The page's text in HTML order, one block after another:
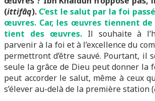
(ittifâq). C’est le salut par la foi
œuvres. Car, les œuvres tiennent
tient des œuvres.Il souhaite à
parvenir à la foi et à l’excellence du
permettront d’être sauvé. Pourtant, il
seule la grâce de Dieu peut donner la
peut accorder le salut, même à ceux
s’élever au-delà de la première station (